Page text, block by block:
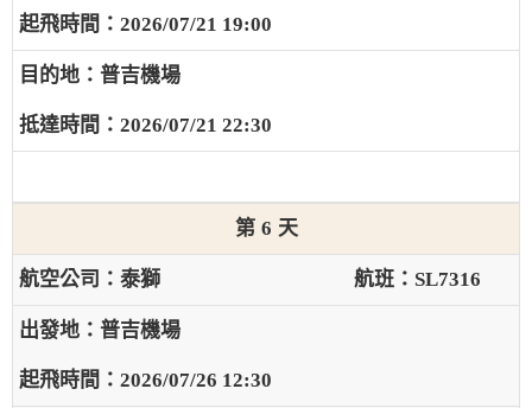
2026/07/21 19:00
普吉機場
2026/07/21 22:30
6
泰獅 SL7316
普吉機場
2026/07/26 12:30